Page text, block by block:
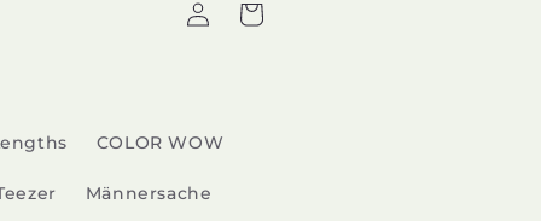
COLOR WOW
Männersache
Einloggen
Warenkorb